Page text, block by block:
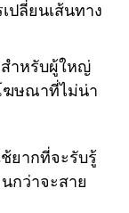
ปลี่ยนเส้นทาง
สำหรับผู้ใหญ่
ฆษณาที่ไม่น่า
ยากที่จะรับรู้
กว่าจะสาย